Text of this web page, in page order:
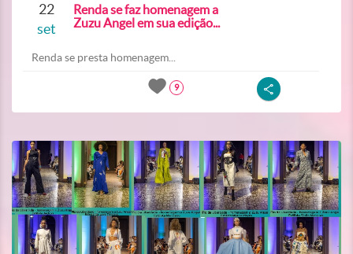
22
set
Renda se faz homenagem a
Zuzu Angel em sua edição...
Renda se presta homenagem...
9